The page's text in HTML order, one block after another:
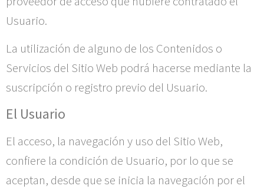
Usuario.
La utilización de alguno de los Contenidos o
Servicios del Sitio Web podrá hacerse mediante la
suscripción o registro previo del Usuario.
El Usuario
El acceso, la navegación y uso del Sitio Web,
confiere la condición de Usuario, por lo que se
aceptan, desde que se inicia la navegación por el